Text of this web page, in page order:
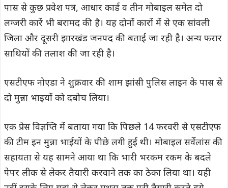
पास से कुछ प्रवेश पत्र, आधार कार्ड व तीन मोबाइल समेत दो
लग्जरी कारें भी बरामद की है। यह दोनों कारों में से एक सांवली
जिला और दूसरी झारखंड जनपद की बताई जा रही है। अन्य फरार
साथियों की तलाश की जा रही है।
एसटीएफ नोएडा ने शुक्रवार की शाम झांसी पुलिस लाइन के पास से
दो मुन्ना भाइयों को दबोच लिया।
एक प्रेस विज्ञप्ति में बताया गया कि पिछले 14 फरवरी से एसटीएफ
की टीम इन मुन्ना भाईयों के पीछे लगी हुई थी। मोबाइल सर्वेलांस की
सहायता से यह सामने आया था कि भारी भरकम रकम के बदले
पेपर लीक से लेकर तैयारी करवाने तक का ठेका लिया था। यही